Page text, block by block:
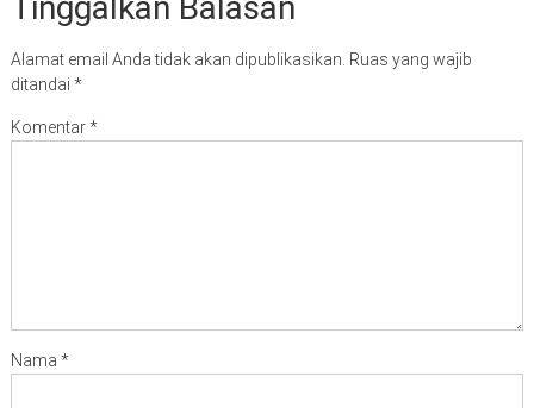
Alamat email Anda tidak akan dipublikasikan. Ruas yang wajib
ditandai *
Komentar*
Nama *